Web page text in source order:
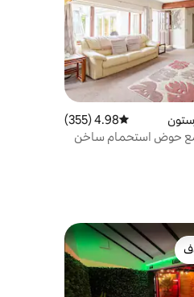
متوسط التقييم 4.98 من 5، 355 مراجعات
4.98 (355)
حوض استحمام ساخن
لدى الضيوف